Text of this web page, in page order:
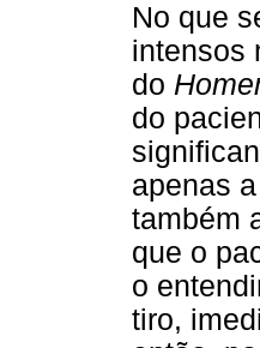
No que
intensos
do
do
apenas
também
que o
o
tiro,